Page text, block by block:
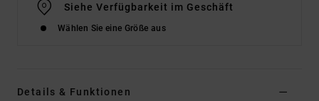
Siehe Verfügbarkeit im Geschäft
Wählen Sie eine Größe aus
Details & Funktionen